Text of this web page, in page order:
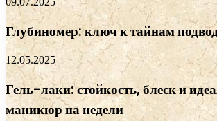
Глубиномер: ключ к тайнам
12.05.2025
Гель-лаки: стойкость, блеск и
маникюр на недели